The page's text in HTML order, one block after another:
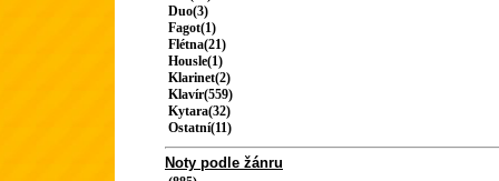
Duo(3)
Fagot(1)
Flétna(21)
Housle(1)
Klarinet(2)
Klavír(559)
Kytara(32)
Ostatní(11)
Noty podle žánru